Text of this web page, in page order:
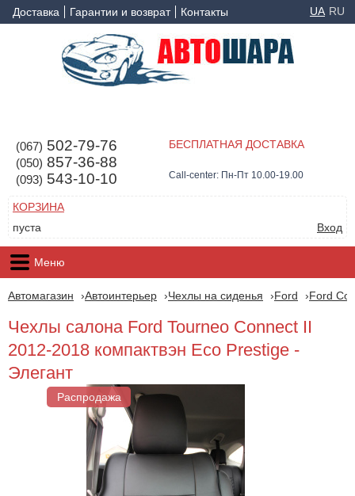
Доставка Гарантии и возврат Контакты UA RU
(067) 502-79-76
(050) 857-36-88
(093) 543-10-10
БЕСПЛАТНАЯ ДОСТАВКА
Call-center: Пн-Пт 10.00-19.00
КОРЗИНА
пуста
Вход
Меню
Автомагазин Автоинтерьер Чехлы на сиденья Ford Ford
Распродажа
Чехлы салона Ford Tourneo Connect II
2012-2018 компактвэн Eco Prestige -
Элегант